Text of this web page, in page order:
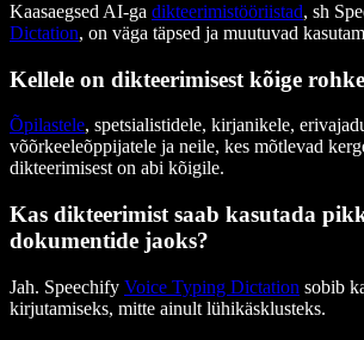
Kaasaegsed AI-ga dikteerimistööriistad, sh
Dictation, on väga täpsed ja muutuvad
Kellele on dikteerimisest kõige
Õpilastele, spetsialistidele, kirjanikele,
võõrkeeleõppijatele ja neile, kes mõtlevad
dikteerimisest on abi kõigile.
Kas dikteerimist saab kasutada
dokumentide jaoks?
Jah. Speechify Voice Typing Dictation sobib
kirjutamiseks, mitte ainult lühikäsklusteks.